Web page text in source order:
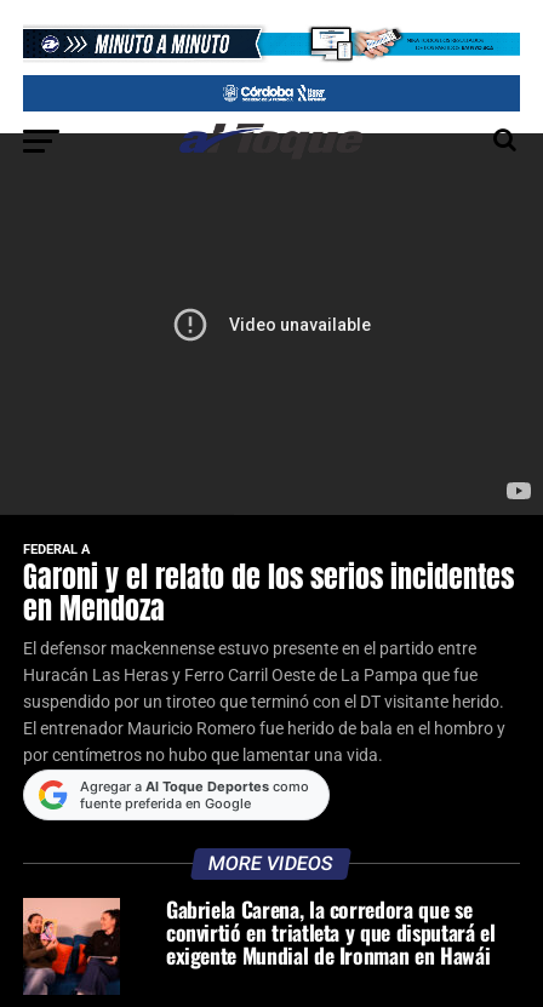
FEDERAL A
Garoni y el relato de los serios incidentes
en Mendoza
El defensor mackennense estuvo presente en el partido entre
Huracán Las Heras y Ferro Carril Oeste de La Pampa que fue
suspendido por un tiroteo que terminó con el DT visitante herido.
El entrenador Mauricio Romero fue herido de bala en el hombro y
por centímetros no hubo que lamentar una vida.
Agregar a Al Toque Deportescomo
fuente preferida en Google
MORE VIDEOS
Gabriela Carena, la corredora que se
convirtió en triatleta y que disputará el
exigente Mundial de Ironman en Hawái